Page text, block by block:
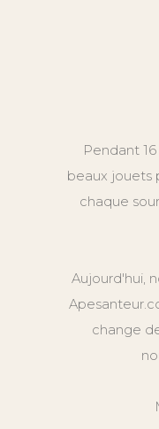
Pendant
beaux jouets
chaque
Aujourd'hui,
change